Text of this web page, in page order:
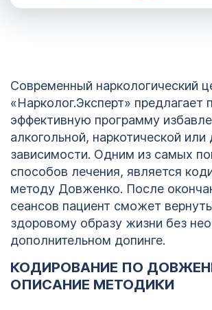
Современный наркологический
«Нарколог.Эксперт» предлагает
эффективную программу
алкогольной, наркотической или
зависимости. Одним из самых
способов лечения, является
методу Довженко. После
сеансов пациент сможет
здоровому образу жизни без
дополнительном допинге.
КОДИРОВАНИЕ ПО
ОПИСАНИЕ МЕТОДИКИ